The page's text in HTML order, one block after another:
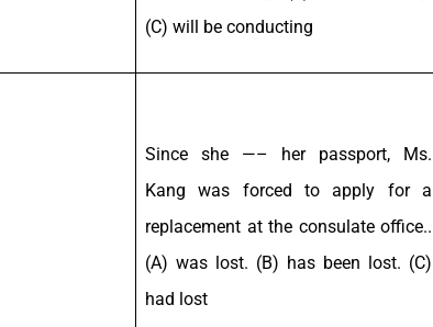
(C) will be conducting
Since she —– her passport, Ms.
Kang was forced to apply for a
replacement at the consulate office..
(A) was lost. (B) has been lost. (C)
had lost